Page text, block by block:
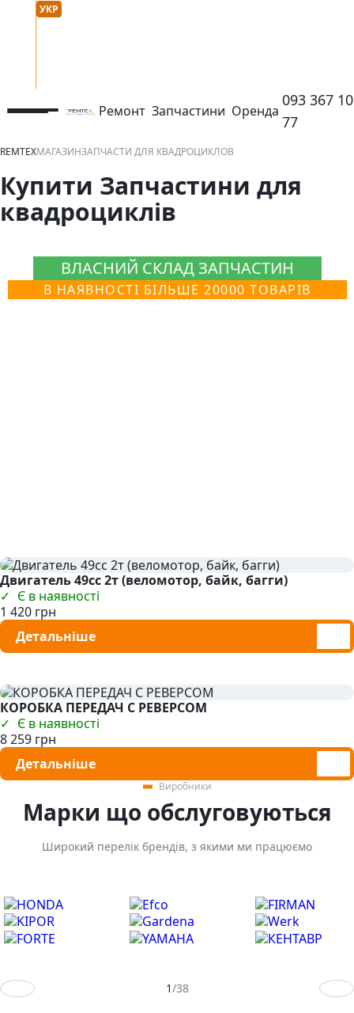
Мова сайту :
УКР
відкрити або закрити навігаційне меню
Ремонт Запчастини Оренда
093 367 10
77
REMTEXМАГАЗИНЗАПЧАСТИ ДЛЯ КВАДРОЦИКЛОВ
Купити Запчастини для
квадроциклів
ВЛАСНИЙ СКЛАД ЗАПЧАСТИН
В НАЯВНОСТІ БІЛЬШЕ 20000 ТОВАРІВ
Двигатель 49сс 2т (веломотор, байк, багги)
Є в наявності
1 420 грн
Детальніше
КОРОБКА ПЕРЕДАЧ С РЕВЕРСОМ
Є в наявності
8 259 грн
Детальніше
Виробники
Марки що обслуговуються
Широкий перелік брендів, з якими ми працюємо
Предыдущий слайд 1/38